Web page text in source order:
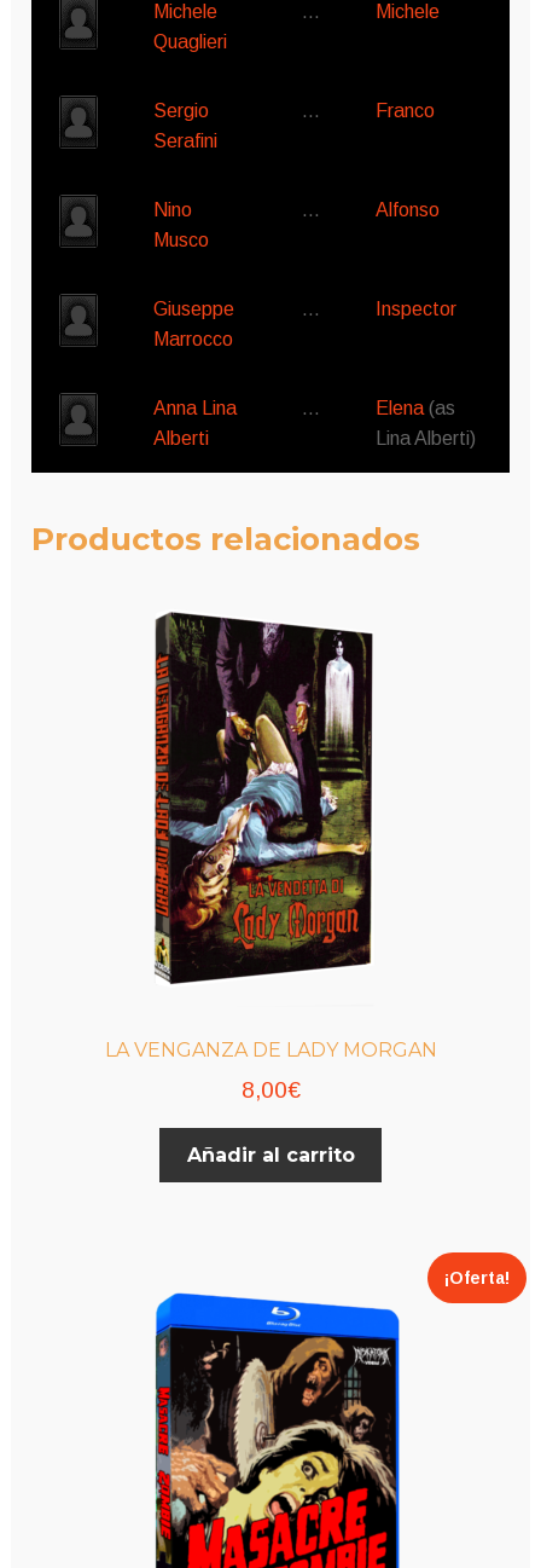
Michele
Quaglieri
… Michele
Sergio
Serafini
… Franco
Nino
Musco
… Alfonso
Giuseppe
Marrocco
… Inspector
Anna Lina
Alberti
… Elena(as
Lina Alberti)
Productos relacionados
LA VENGANZA DE LADY MORGAN
8,00€
Añadir al carrito
¡Oferta!